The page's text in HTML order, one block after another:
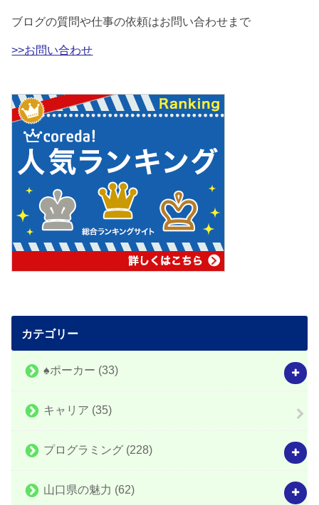
ブログの質問や仕事の依頼はお問い合わせまで
>>お問い合わせ
カテゴリー
♠️ポーカー (33)
キャリア (35)
プログラミング (228)
山口県の魅力 (62)